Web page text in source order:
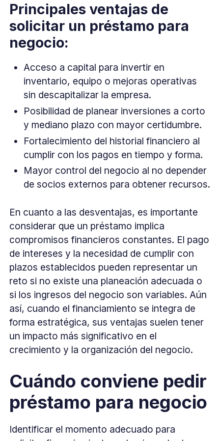
Principales ventajas de
solicitar un préstamo para
negocio:
Acceso a capital para invertir en
inventario, equipo o mejoras operativas
sin descapitalizar la empresa.
Posibilidad de planear inversiones a corto
y mediano plazo con mayor certidumbre.
Fortalecimiento del historial financiero al
cumplir con los pagos en tiempo y forma.
Mayor control del negocio al no depender
de socios externos para obtener recursos.
En cuanto a las desventajas, es importante
considerar que un préstamo implica
compromisos financieros constantes. El pago
de intereses y la necesidad de cumplir con
plazos establecidos pueden representar un
reto si no existe una planeación adecuada o
si los ingresos del negocio son variables. Aún
así, cuando el financiamiento se integra de
forma estratégica, sus ventajas suelen tener
un impacto más significativo en el
crecimiento y la organización del negocio.
Cuándo conviene pedir
préstamo para negocio
Identificar el momento adecuado para